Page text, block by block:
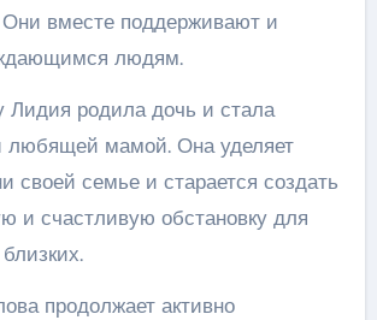
Они вместе поддерживают и
людям.
Лидия родила дочь и стала
любящей мамой. Она уделяет
своей семье и старается создать
и счастливую обстановку для
продолжает активно